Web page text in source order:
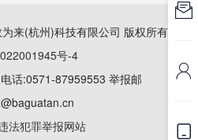
来(杭州)科技有限公司 版权所有
号-4
话:0571-87959553 举报邮
法犯罪举报网站


